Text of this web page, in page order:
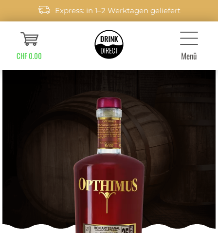
Express: in 1–2 Werktagen geliefert
CHF 0.00 Menü